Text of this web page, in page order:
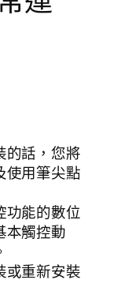
的話，您將
使用筆尖點
功能的數位
本觸控動
或重新安裝